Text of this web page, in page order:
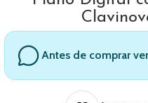
Antes de comprar